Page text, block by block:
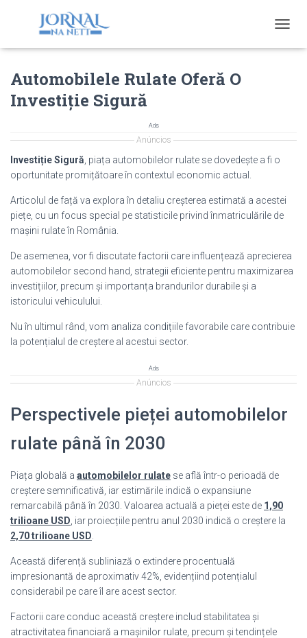
O
V
I
O
Automobilele Rulate Oferă O
Investiție Sigură
Ads
Anúncios
Investiție Sigură , piața automobilelor rulate se dovedește a fi o
oportunitate promițătoare în contextul economic actual.
Articolul de față va explora în detaliu creșterea estimată a acestei
piețe, cu un focus special pe statisticile privind înmatriculările de
mașini rulate în România.
De asemenea, vor fi discutate factorii care influențează aprecierea
automobilelor second hand, strategii eficiente pentru maximizarea
investițiilor, precum și importanța brandurilor durabile și a
istoricului vehiculului.
Nu în ultimul rând, vom analiza condițiile favorabile care contribuie
la potențialul de creștere al acestui sector.
Ads
Anúncios
Perspectivele pieței automobilelor
rulate până în 2030
Piața globală a automobilelor rulate se află într-o perioadă de
creștere semnificativă, iar estimările indică o expansiune
remarcabilă până în 2030. Valoarea actuală a pieței este de 1,90
trilioane USD , iar proiecțiile pentru anul 2030 indică o creștere la
2,70 trilioane USD
Această diferență subliniază o extindere procentuală
impresionantă de aproximativ 42%, evidențiind potențialul
considerabil pe care îl are acest sector.
Factorii care conduc această creștere includ stabilitatea și
atractivitatea financiară a mașinilor rulate, precum și tendințele